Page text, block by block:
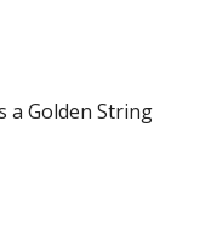
a Golden String